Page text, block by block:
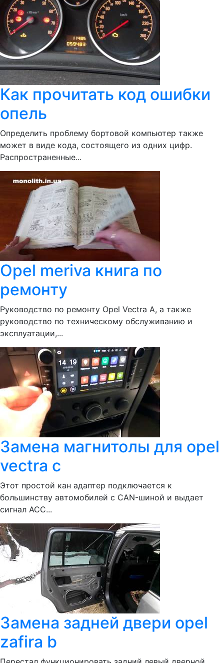
Как прочитать код ошибки
опель
Определить проблему бортовой компьютер также
может в виде кода, состоящего из одних цифр.
Распространенные...
Opel meriva книга по
ремонту
Руководство по ремонту Opel Vectra A, а также
руководство по техническому обслуживанию и
эксплуатации,...
Замена магнитолы для opel
vectra c
Этот простой кан адаптер подключается к
большинству автомобилей с CAN-шиной и выдает
сигнал ACC...
Замена задней двери opel
zafira b